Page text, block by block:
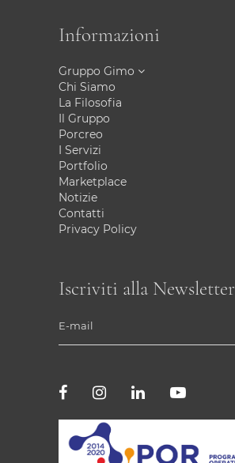
Informazioni
Gruppo Gimo
Chi Siamo
La Filosofia
Il Gruppo
Porcreo
I Servizi
Portfolio
Marketplace
Notizie
Contatti
Privacy Policy
Iscriviti alla Newsletter